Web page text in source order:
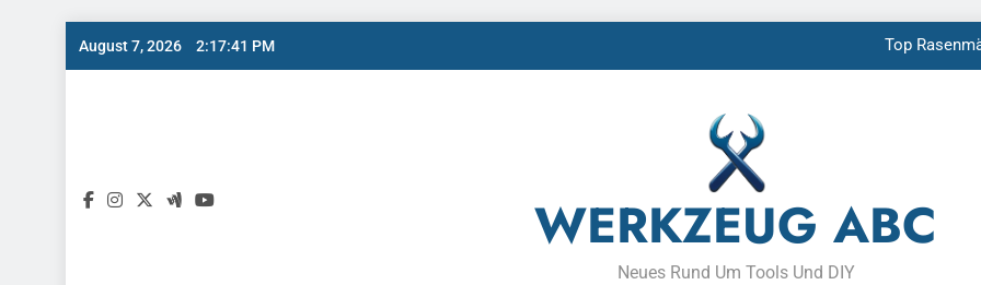
August 7, 2026 2:17:43 PM Top
Top
WERKZEUG ABC
Neues Rund Um Tools Und DIY